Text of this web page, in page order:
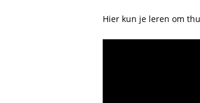
Hier kun je leren om